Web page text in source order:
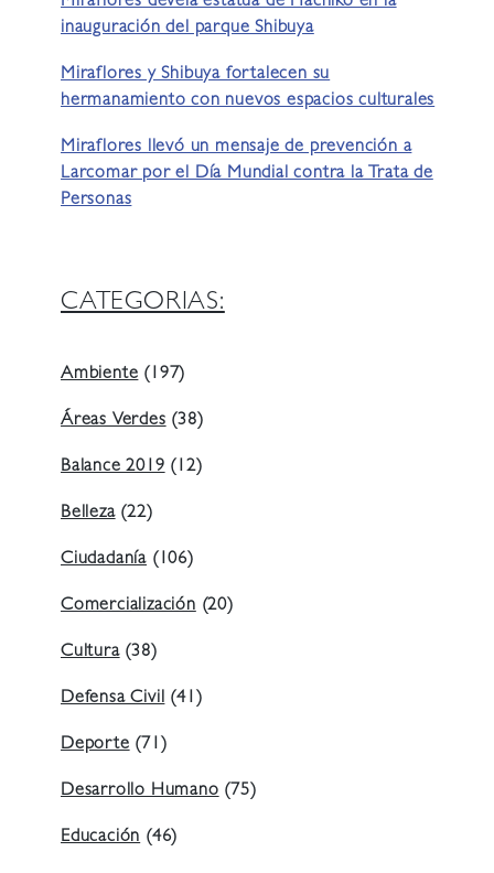
inauguración del parque Shibuya
Miraflores y Shibuya fortalecen su
hermanamiento con nuevos espacios culturales
Miraflores llevó un mensaje de prevención a
Larcomar por el Día Mundial contra la Trata de
Personas
CATEGORIAS:
Ambiente (197)
Áreas Verdes (38)
Balance 2019 (12)
Belleza(22)
Ciudadanía (106)
Comercialización (20)
Cultura(38)
Defensa Civil (41)
Deporte (71)
Desarrollo Humano (75)
Educación (46)